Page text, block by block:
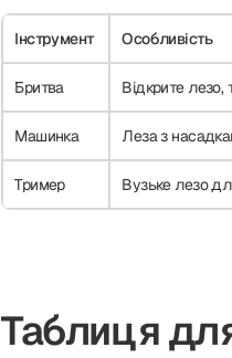
Інструмент Особливість
Бритва Відкрите лезо,
Машинка Леза з
Тример Вузьке лезо
Таблиця